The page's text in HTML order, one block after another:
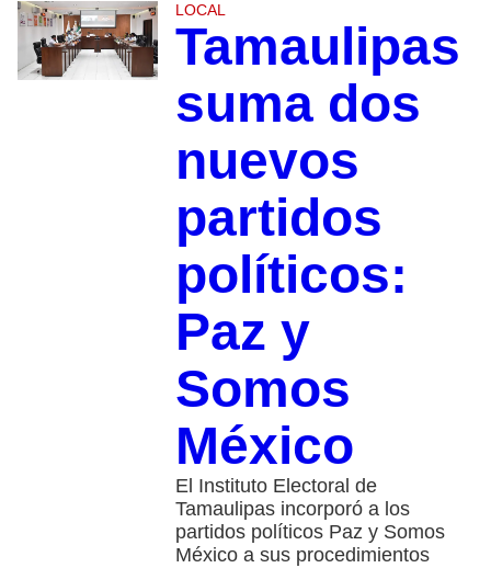
LOCAL
Tamaulipas
suma dos
nuevos
partidos
políticos:
Paz y
Somos
México
El Instituto Electoral de
Tamaulipas incorporó a los
partidos políticos Paz y Somos
México a sus procedimientos